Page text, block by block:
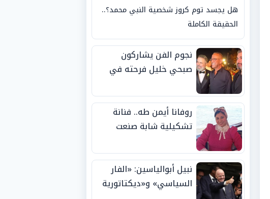
هل يجسد توم كروز شخصية النبي محمد؟..
الحقيقة الكاملة
نجوم الفن يشاركون
صبحي خليل فرحته في
روفانا أيمن طه.. فنانة
تشكيلية شابة صنعت
الجوائز منذ الصغر
نبيل أبوالياسين: «الفار
السياسي» و«ديكتاتورية